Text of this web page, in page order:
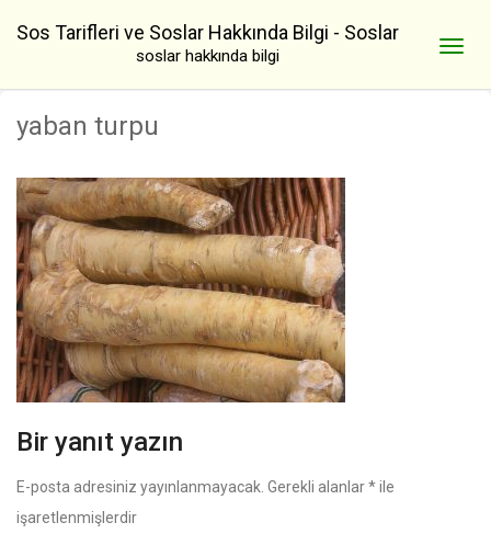
Sos Tarifleri ve Soslar Hakkında Bilgi - Soslar
soslar hakkında bilgi
yaban turpu
Bir yanıt yazın
E-posta adresiniz yayınlanmayacak. Gerekli alanlar*ile
işaretlenmişlerdir